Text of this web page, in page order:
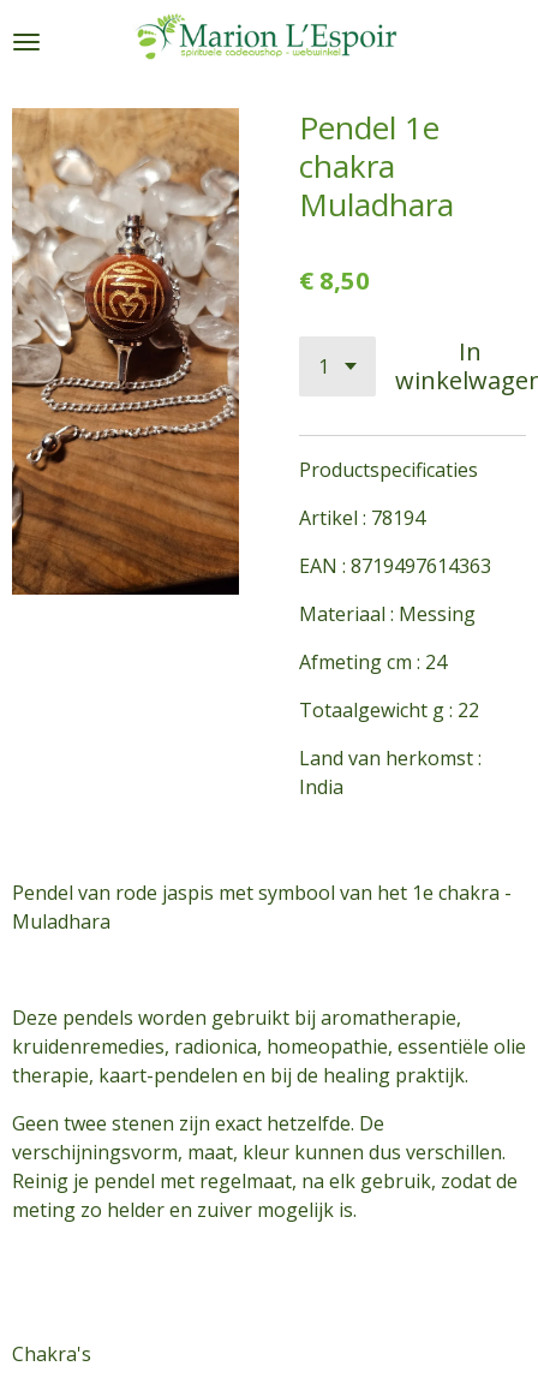
direct
de
hoofdinhoud
Pendel 1e
chakra
Muladhara
€ 8,50
In
Productspecificaties
Artikel : 78194
EAN : 8719497614363
Materiaal : Messing
Afmeting cm : 24
Totaalgewicht g : 22
Land van herkomst :
India
Pendel van rode jaspis met symbool van het 1e chakra -
Muladhara
Deze pendels worden gebruikt bij aromatherapie,
kruidenremedies, radionica, homeopathie, essentiële olie
therapie, kaart-pendelen en bij de healing praktijk.
Geen twee stenen zijn exact hetzelfde. De
verschijningsvorm, maat, kleur kunnen dus verschillen.
Reinig je pendel met regelmaat, na elk gebruik, zodat de
meting zo helder en zuiver mogelijk is.
Chakra's